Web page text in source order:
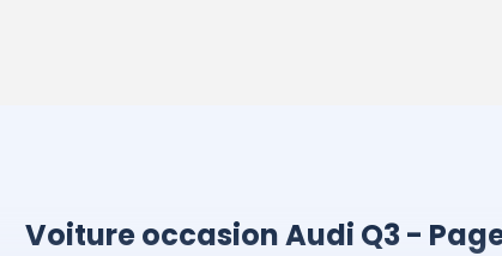
Voiture occasion Audi Q3 -